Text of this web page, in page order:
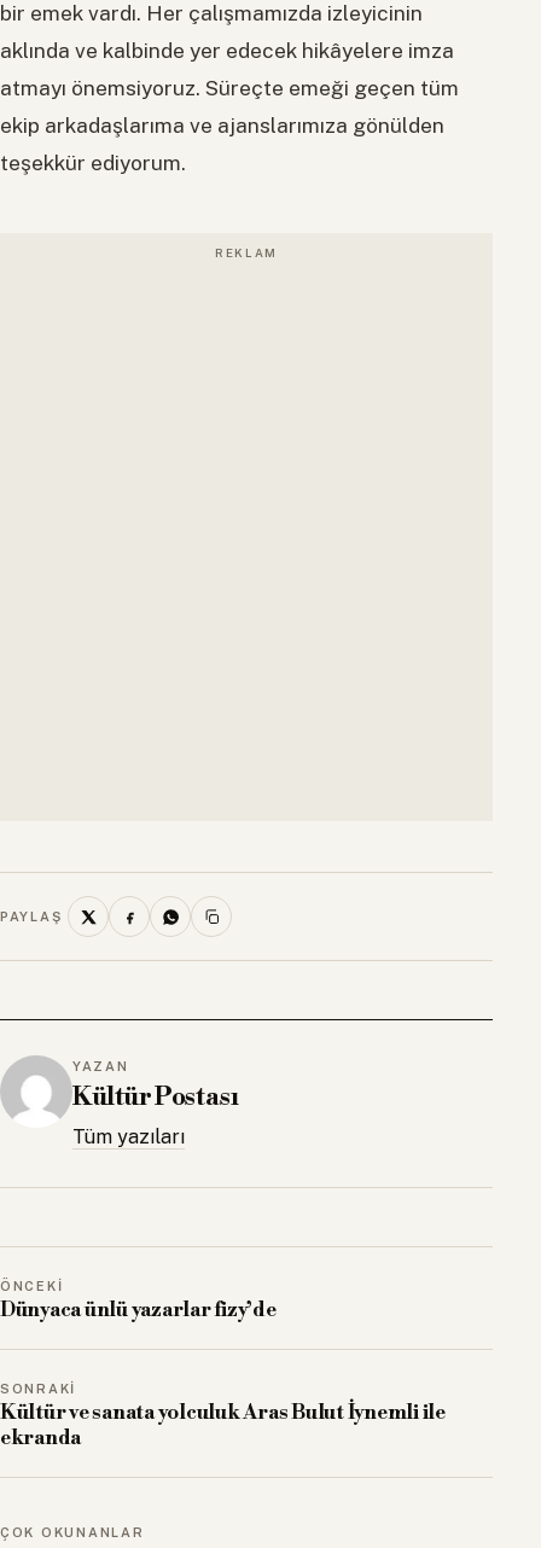
bir emek vardı. Her çalışmamızda izleyicinin
aklında ve kalbinde yer edecek hikâyelere imza
atmayı önemsiyoruz. Süreçte emeği geçen tüm
ekip arkadaşlarıma ve ajanslarımıza gönülden
teşekkür ediyorum.
PAYLAŞ
YAZAN
Kültür Postası
Tüm yazıları
ÖNCEKI
Dünyaca ünlü yazarlar fizy’de
SONRAKI
Kültür ve sanata yolculuk Aras Bulut İynemli ile
ekranda
ÇOK OKUNANLAR